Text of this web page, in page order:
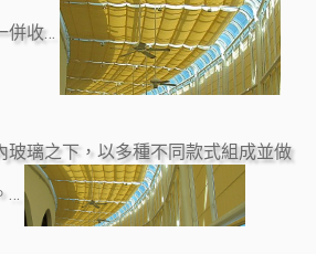
併收…
玻璃之下，以多種不同款式組成並做
…